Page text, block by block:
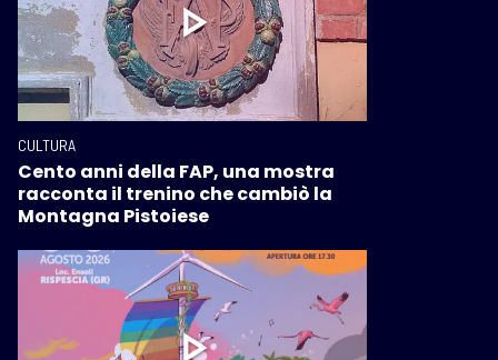
CULTURA
Cento anni della FAP, una mostra
racconta il trenino che cambiò la
Montagna Pistoiese